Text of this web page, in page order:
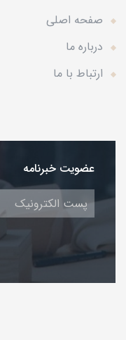
صفحه اصلی
درباره ما
ارتباط با ما
عضویت خبرنامه